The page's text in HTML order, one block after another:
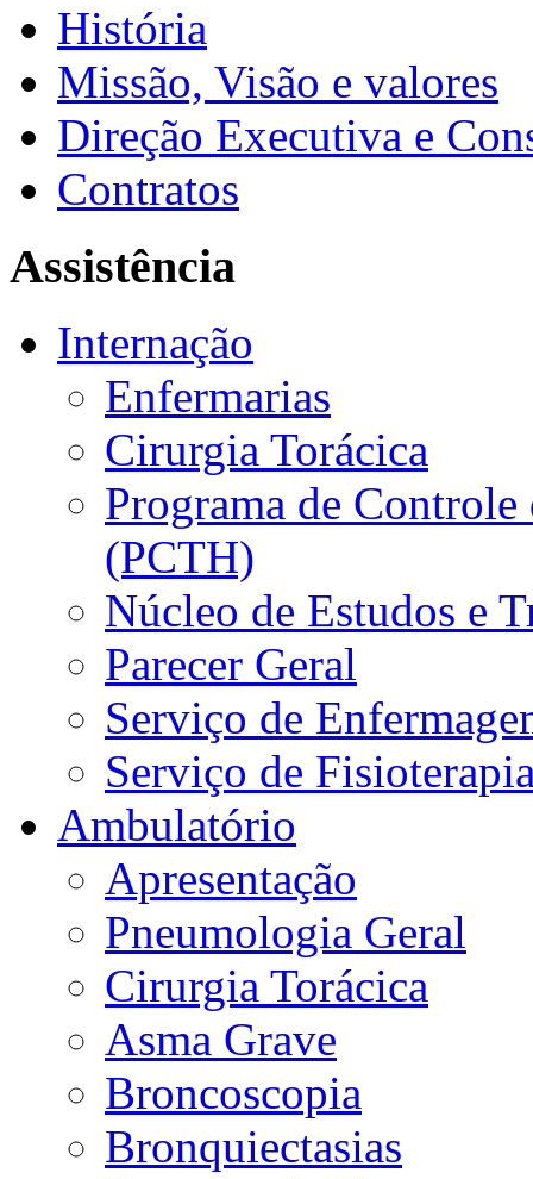
História
Missão, Visão e valores
Direção Executiva e
Contratos
Assistência
Internação
Enfermarias
Cirurgia Torácica
Programa de
(PCTH)
Núcleo de Estudos e
Parecer Geral
Serviço de
Serviço de
Ambulatório
Apresentação
Pneumologia Geral
Cirurgia Torácica
Asma Grave
Broncoscopia
Bronquiectasias